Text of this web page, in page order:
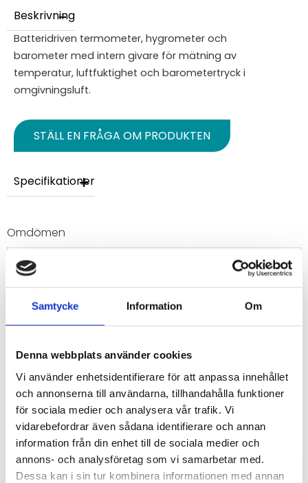
Samtycke Information Om
Denna webbplats använder cookies
Vi använder enhetsidentifierare för att anpassa innehållet
och annonserna till användarna, tillhandahålla funktioner
för sociala medier och analysera vår trafik. Vi
vidarebefordrar även sådana identifierare och annan
information från din enhet till de sociala medier och
annons- och analysföretag som vi samarbetar med.
Dessa kan i sin tur kombinera informationen med annan
Beskrivning
Batteridriven termometer, hygrometer och
barometer med intern givare för mätning av
temperatur, luftfuktighet och barometertryck i
omgivningsluft.
STÄLL EN FRÅGA OM PRODUKTEN
Specifikationer
Omdömen
Bli den första att lämna ett omdöme.